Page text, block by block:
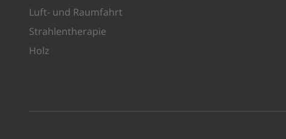
Luft- und Raumfahrt
Strahlentherapie
Holz